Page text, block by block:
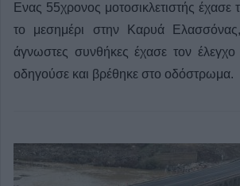
Ενας 55χρονος μοτοσικλετιστής
το μεσημέρι στην Καρυά
άγνωστες συνθήκες έχασε τον
οδηγούσε και βρέθηκε στο οδόστρωμα.